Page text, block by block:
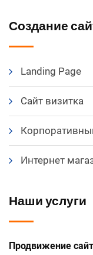
Создание
Landing Page
Сайт визитка
Интернет
Наши услуги
Продвижение